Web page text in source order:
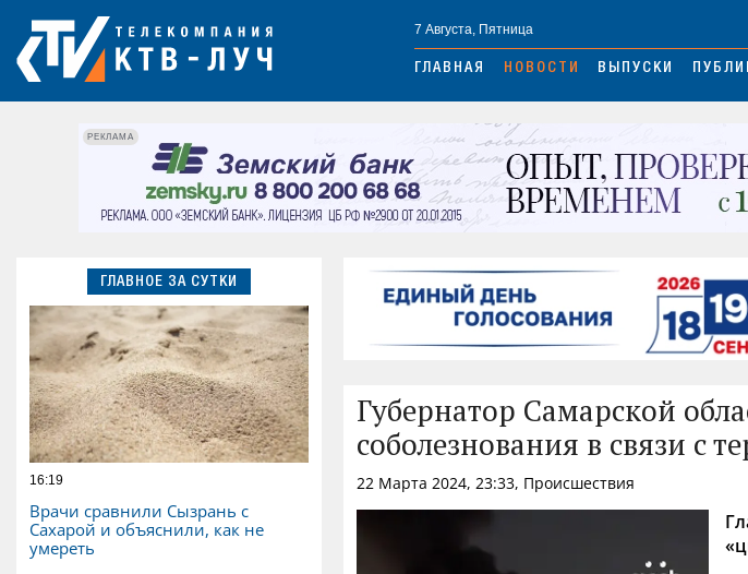
7 Августа, Пятница
ГЛАВНАЯ НОВОСТИ ВЫПУСКИ
РЕКЛАМА
ГЛАВНОЕ ЗА СУТКИ
16:19
Врачи сравнили Сызрань с
Сахарой и объяснили, как не
умереть
Губернатор Самарской
соболезнования в связи с
22 Марта 2024, 23:33, Происшествия